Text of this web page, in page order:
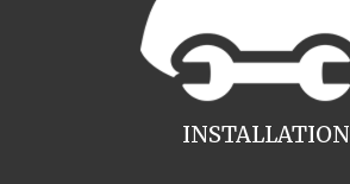
INSTALLATION